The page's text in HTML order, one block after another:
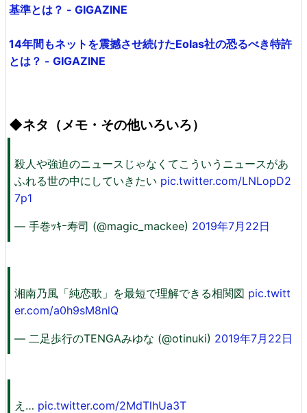
基準とは？ - GIGAZINE
14年間もネットを震撼させ続けたEolas社の恐るべき特許
とは？ - GIGAZINE
◆ネタ（メモ・その他いろいろ）
殺人や強迫のニュースじゃなくてこういうニュースがあ
ふれる世の中にしていきたい pic.twitter.com/LNLopD2
7p1
— 手巻ｯｷｰ寿司 (@magic_mackee) 2019年7月22日
湘南乃風「純恋歌」を最短で理解できる相関図 pic.twitt
er.com/a0h9sM8nlQ
— 二足歩行のTENGAみゆな (@otinuki) 2019年7月22日
え… pic.twitter.com/2MdTlhUa3T